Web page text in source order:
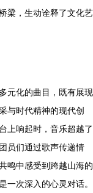
梁，生动诠释了文化艺
元化的曲目，既有展现
与时代精神的现代创
上响起时，音乐超越了
员们通过歌声传递情
鸣中感受到跨越山海的
一次深入的心灵对话。